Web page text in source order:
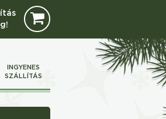
INGYENES
SZÁLLÍTÁS